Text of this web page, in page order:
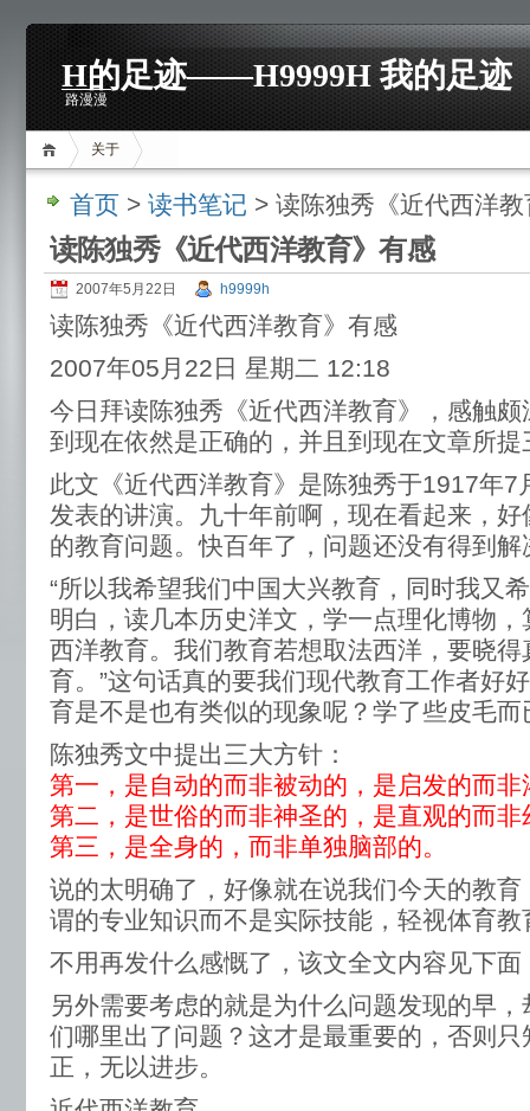
H的足迹——H9999H 我的足迹
路漫漫
关于
首页 > 读书笔记 > 读陈独秀《近代西洋
读陈独秀《近代西洋教育》有感
2007年5月22日 h9999h
读陈独秀《近代西洋教育》有感
2007年05月22日 星期二 12:18
今日拜读陈独秀《近代西洋教育》，感触
到现在依然是正确的，并且到现在文章所
此文《近代西洋教育》是陈独秀于1917年7
发表的讲演。九十年前啊，现在看起来，
的教育问题。快百年了，问题还没有得到
“所以我希望我们中国大兴教育，同时我又
明白，读几本历史洋文，学一点理化博物
西洋教育。我们教育若想取法西洋，要晓
育。”这句话真的要我们现代教育工作者好
育是不是也有类似的现象呢？学了些皮毛而
陈独秀文中提出三大方针：
第一，是自动的而非被动的，是启发的而非
第二，是世俗的而非神圣的，是直观的而非
第三，是全身的，而非单独脑部的。
说的太明确了，好像就在说我们今天的教
谓的专业知识而不是实际技能，轻视体育教
不用再发什么感慨了，该文全文内容见下
另外需要考虑的就是为什么问题发现的早
们哪里出了问题？这才是最重要的，否则
正，无以进步。